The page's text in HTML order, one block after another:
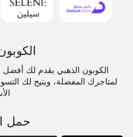
الكوبون الذهبي يقدم لك أفضل
لمتاجرك المفضلة، ويتيح لك
حمل